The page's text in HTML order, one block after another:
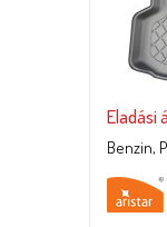
Eladási
Benzin,